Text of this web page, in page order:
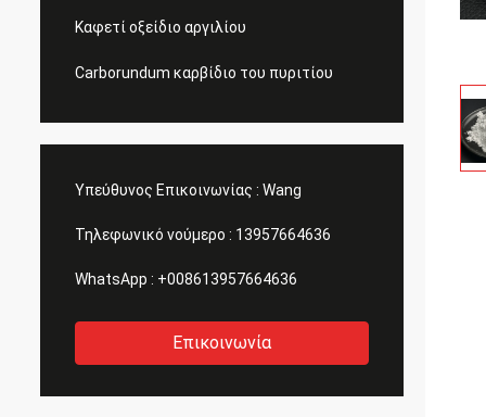
Καφετί οξείδιο αργιλίου
Carborundum καρβίδιο του πυριτίου
Υπεύθυνος Επικοινωνίας : Wang
Τηλεφωνικό νούμερο : 13957664636
WhatsApp : +008613957664636
Επικοινωνία